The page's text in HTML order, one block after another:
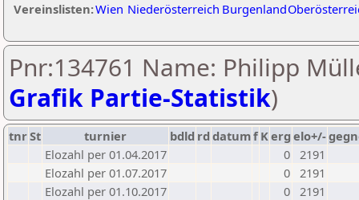
Vereinslisten:Wien Niederösterreich Burgenland
Pnr:134761 Name: Philipp
Grafik Partie-Statistik)
tnrSt turnier bdld rd datumf Kerg elo+/-
Elozahl per 01.04.2017
0 2191
Elozahl per 01.07.2017
0 2191
Elozahl per 01.10.2017
0 2191